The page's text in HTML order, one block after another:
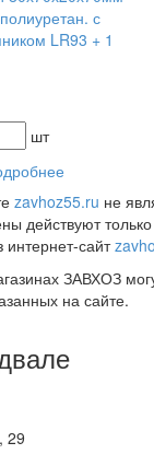
шт
zavhoz55.ru не
действуют
интернет-сайт
ЗАВХОЗ
на сайте.
29